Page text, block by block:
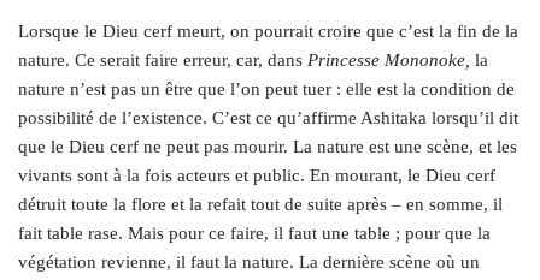
Lorsque le Dieu cerf meurt, on pourrait croire que c’est la fin de la
nature. Ce serait faire erreur, car, dans Princesse Mononoke, la
nature n’est pas un être que l’on peut tuer : elle est la condition de
possibilité de l’existence. C’est ce qu’affirme Ashitaka lorsqu’il dit
que le Dieu cerf ne peut pas mourir. La nature est une scène, et les
vivants sont à la fois acteurs et public. En mourant, le Dieu cerf
détruit toute la flore et la refait tout de suite après – en somme, il
fait table rase. Mais pour ce faire, il faut une table ; pour que la
végétation revienne, il faut la nature. La dernière scène où un